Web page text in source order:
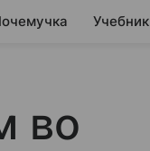
Учебник
во